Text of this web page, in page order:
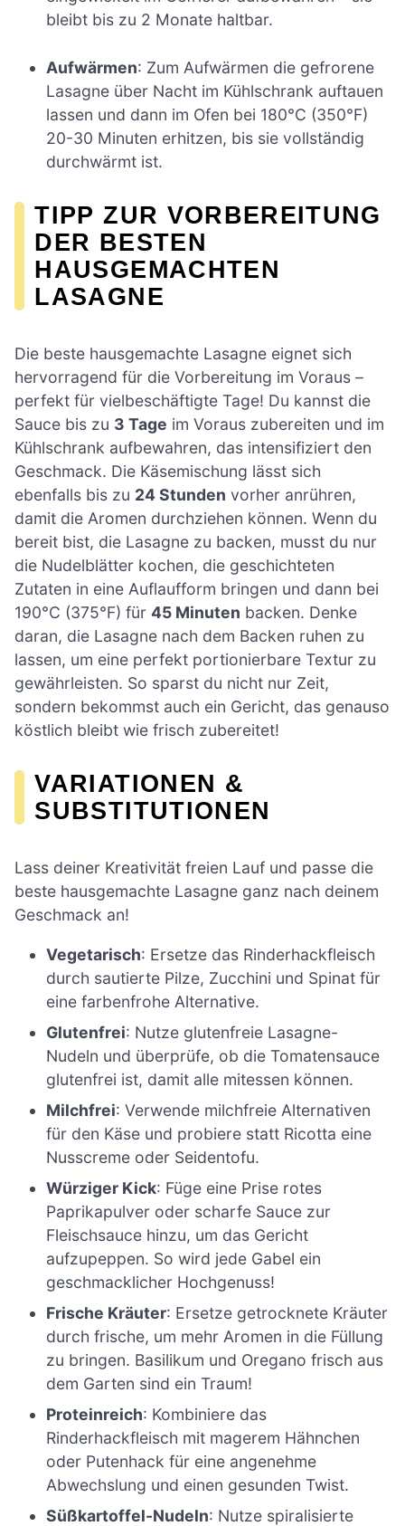
bleibt bis zu 2 Monate haltbar.
Aufwärmen: Zum Aufwärmen die gefrorene
Lasagne über Nacht im Kühlschrank auftauen
lassen und dann im Ofen bei 180°C (350°F)
20-30 Minuten erhitzen, bis sie vollständig
durchwärmt ist.
TIPP ZUR VORBEREITUNG
DER BESTEN
HAUSGEMACHTEN
LASAGNE
Die beste hausgemachte Lasagne eignet sich
hervorragend für die Vorbereitung im Voraus –
perfekt für vielbeschäftigte Tage! Du kannst die
Sauce bis zu 3 Tage im Voraus zubereiten und im
Kühlschrank aufbewahren, das intensifiziert den
Geschmack. Die Käsemischung lässt sich
ebenfalls bis zu 24 Stunden vorher anrühren,
damit die Aromen durchziehen können. Wenn du
bereit bist, die Lasagne zu backen, musst du nur
die Nudelblätter kochen, die geschichteten
Zutaten in eine Auflaufform bringen und dann bei
190°C (375°F) für 45 Minuten backen. Denke
daran, die Lasagne nach dem Backen ruhen zu
lassen, um eine perfekt portionierbare Textur zu
gewährleisten. So sparst du nicht nur Zeit,
sondern bekommst auch ein Gericht, das genauso
köstlich bleibt wie frisch zubereitet!
VARIATIONEN &
SUBSTITUTIONEN
Lass deiner Kreativität freien Lauf und passe die
beste hausgemachte Lasagne ganz nach deinem
Geschmack an!
Vegetarisch: Ersetze das Rinderhackfleisch
durch sautierte Pilze, Zucchini und Spinat für
eine farbenfrohe Alternative.
Glutenfrei: Nutze glutenfreie Lasagne-
Nudeln und überprüfe, ob die Tomatensauce
glutenfrei ist, damit alle mitessen können.
Milchfrei: Verwende milchfreie Alternativen
für den Käse und probiere statt Ricotta eine
Nusscreme oder Seidentofu.
Würziger Kick: Füge eine Prise rotes
Paprikapulver oder scharfe Sauce zur
Fleischsauce hinzu, um das Gericht
aufzupeppen. So wird jede Gabel ein
geschmacklicher Hochgenuss!
Frische Kräuter: Ersetze getrocknete Kräuter
durch frische, um mehr Aromen in die Füllung
zu bringen. Basilikum und Oregano frisch aus
dem Garten sind ein Traum!
Proteinreich: Kombiniere das
Rinderhackfleisch mit magerem Hähnchen
oder Putenhack für eine angenehme
Abwechslung und einen gesunden Twist.
Süßkartoffel-Nudeln: Nutze spiralisierte